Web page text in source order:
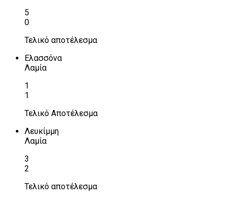
5
0
Τελικό αποτέλεσμα
Ελασσόνα
Λαμία
1
1
Τελικό Αποτέλεσμα
Λευκίμμη
Λαμία
3
2
Τελικό αποτέλεσμα